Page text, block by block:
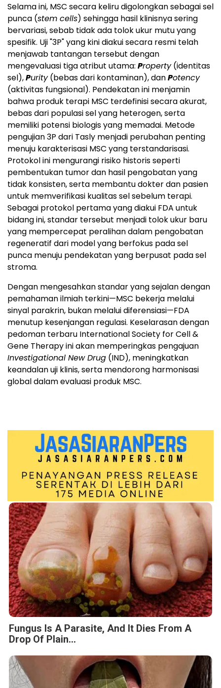
Selama ini, MSC secara keliru digolongkan sebagai sel
punca (stem cells) sehingga hasil klinisnya sering
bervariasi, sebab tidak ada tolok ukur mutu yang
spesifik. Uji "3P" yang kini diakui secara resmi telah
menjawab tantangan tersebut dengan
mengevaluasi tiga atribut utama: Property(identitas
sel),Purity(bebas dari kontaminan), danPotency
(aktivitas fungsional). Pendekatan ini menjamin
bahwa produk terapi MSC terdefinisi secara akurat,
bebas dari populasi sel yang heterogen, serta
memiliki potensi biologis yang memadai. Metode
pengujian 3P dari Tasly menjadi perubahan penting
menuju karakterisasi MSC yang terstandarisasi.
Protokol ini mengurangi risiko historis seperti
pembentukan tumor dan hasil pengobatan yang
tidak konsisten, serta membantu dokter dan pasien
untuk memverifikasi kualitas sel sebelum terapi.
Sebagai protokol pertama yang diakui FDA untuk
bidang ini, standar tersebut menjadi tolok ukur baru
yang mempercepat peralihan dalam pengobatan
regeneratif dari model yang berfokus pada sel
punca menuju pendekatan yang berpusat pada sel
stroma.
Dengan mengesahkan standar yang sejalan dengan
pemahaman ilmiah terkini—MSC bekerja melalui
sinyal parakrin, bukan melalui diferensiasi—FDA
menutup kesenjangan regulasi. Keselarasan dengan
pedoman terbaru International Society for Cell &
Gene Therapy ini akan memperingkas pengajuan
Investigational New Drug (IND), meningkatkan
keandalan uji klinis, serta mendorong harmonisasi
global dalam evaluasi produk MSC.
Fungus Is A Parasite, And It Dies From A
Drop Of Plain...